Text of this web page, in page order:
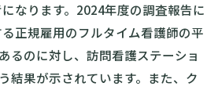
なります。2024年度の調査報告に
正規雇用のフルタイム看護師の平
るのに対し、訪問看護ステーショ
結果が示されています。また、ク